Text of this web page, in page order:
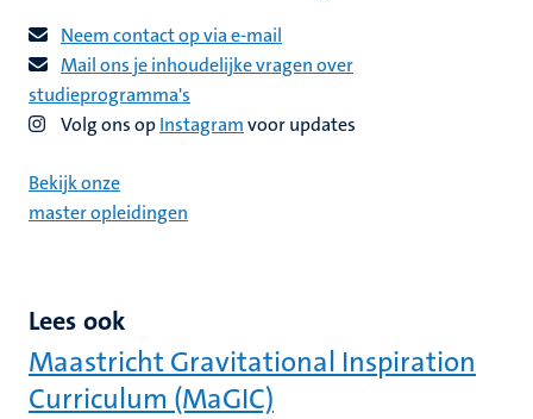
Neem contact op via e-mail
Mail ons je inhoudelijke vragen over
studieprogramma's
Volg ons opInstagramvoor updates
Bekijk onze
master opleidingen
Lees ook
Maastricht Gravitational Inspiration
Curriculum (MaGIC)